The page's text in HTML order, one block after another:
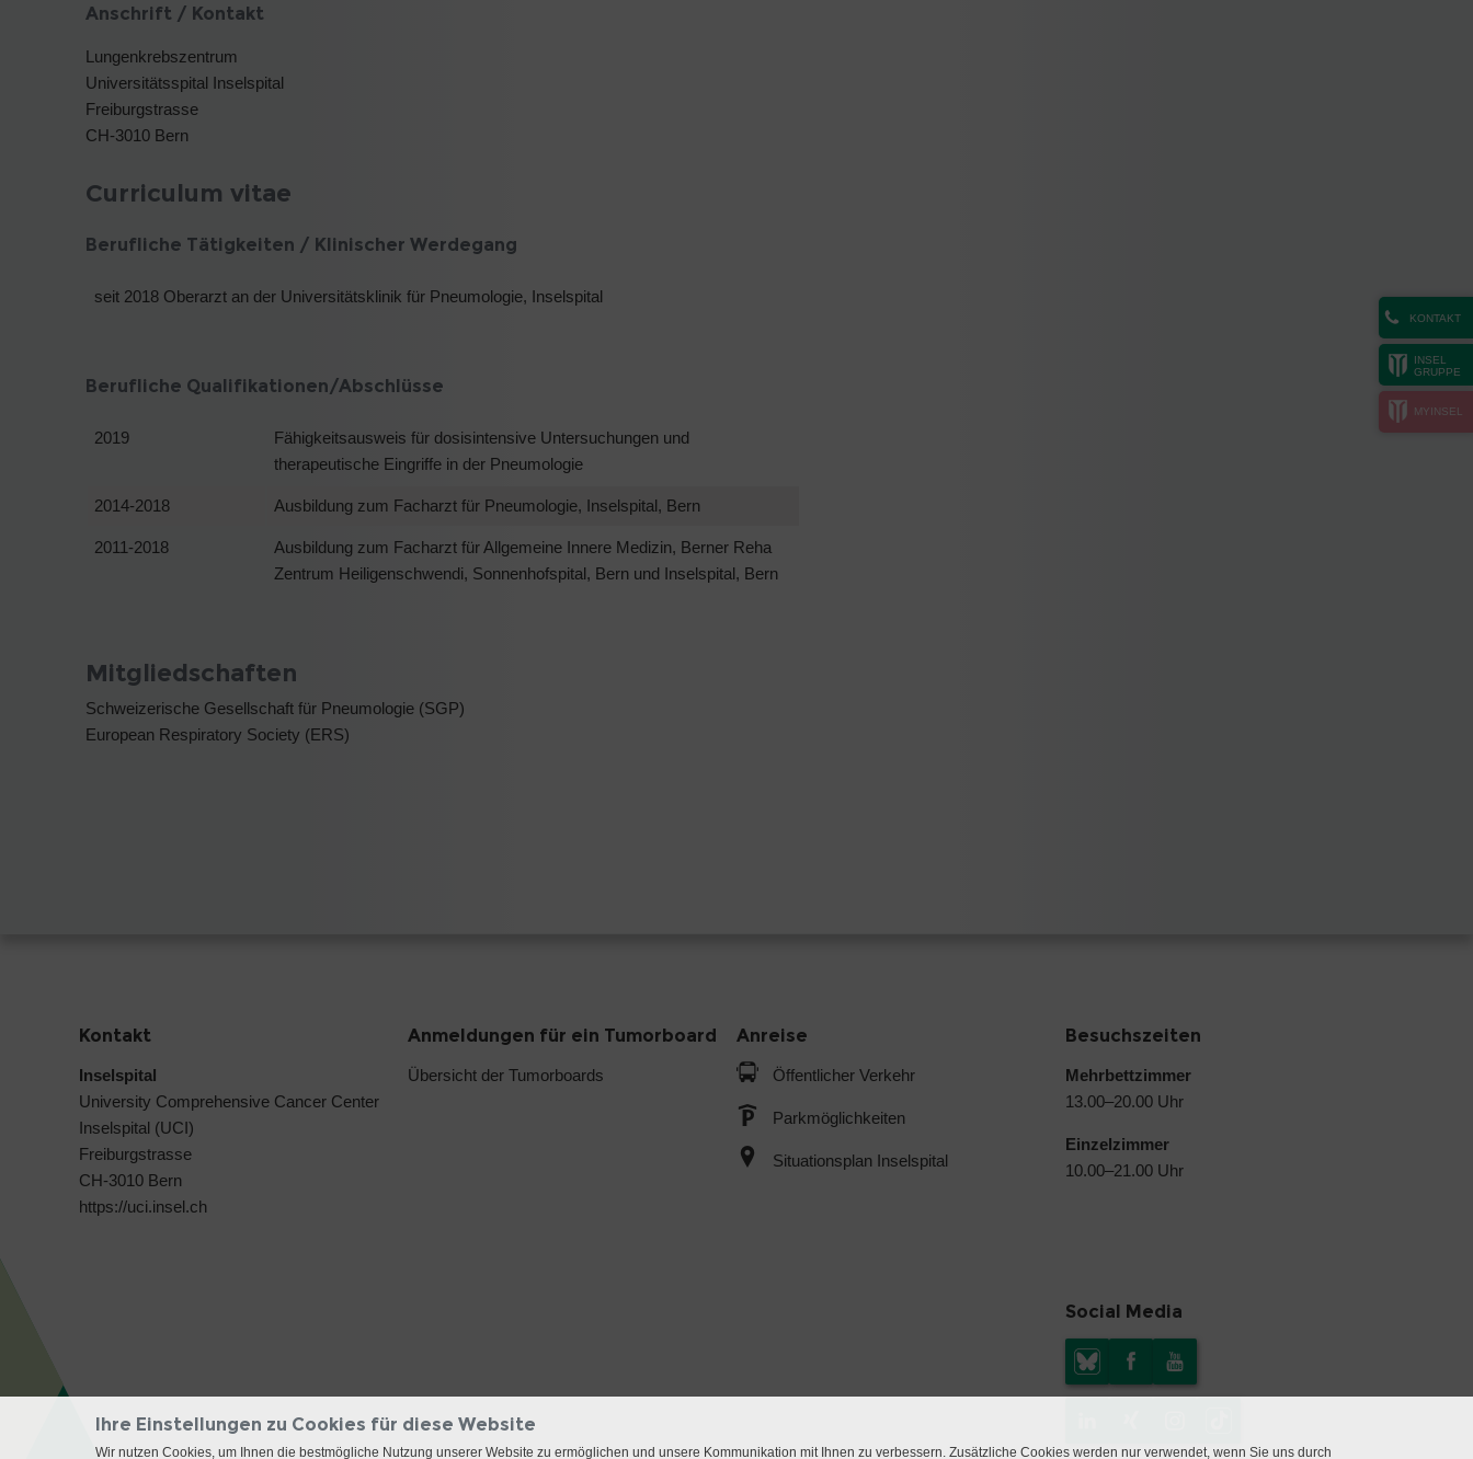
KONTAKT
INSEL
GRUPPE
MYINSEL
Anschrift / Kontakt
Lungenkrebszentrum
Universitätsspital Inselspital
Freiburgstrasse
CH-3010 Bern
Curriculum vitae
Berufliche Tätigkeiten / Klinischer Werdegang
seit 2018 Oberarzt an der Universitätsklinik für Pneumologie, Inselspital
Berufliche Qualifikationen/Abschlüsse
2019
Fähigkeitsausweis für dosisintensive Untersuchungen und
therapeutische Eingriffe in der Pneumologie
2014-2018 Ausbildung zum Facharzt für Pneumologie, Inselspital, Bern
2011-2018
Ausbildung zum Facharzt für Allgemeine Innere Medizin, Berner Reha
Zentrum Heiligenschwendi, Sonnenhofspital, Bern und Inselspital, Bern
Mitgliedschaften
Schweizerische Gesellschaft für Pneumologie (SGP)
European Respiratory Society (ERS)
Kontakt
Inselspital
University Comprehensive Cancer Center
Inselspital (UCI)
Freiburgstrasse
CH-3010 Bern
https://uci.insel.ch
Anmeldungen für ein Tumorboard
Übersicht der Tumorboards
Anreise
Öffentlicher Verkehr
Parkmöglichkeiten
Situationsplan Inselspital
Besuchszeiten
Mehrbettzimmer
13.00–20.00 Uhr
Einzelzimmer
10.00–21.00 Uhr
Social Media
Ihre Einstellungen zu Cookies für diese Website
Wir nutzen Cookies, um Ihnen die bestmögliche Nutzung unserer Website zu ermöglichen und unsere Kommunikation mit Ihnen zu verbessern. Zusätzliche Cookies werden nur verwendet, wenn Sie uns durch